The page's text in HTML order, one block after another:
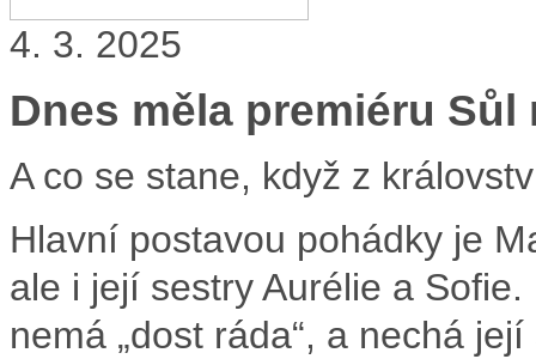
4. 3. 2025
Dnes měla premiéru Sůl
A co se stane, když z
Hlavní postavou pohádky je
ale i její sestry Aurélie a
nemá „dost ráda“, a nechá